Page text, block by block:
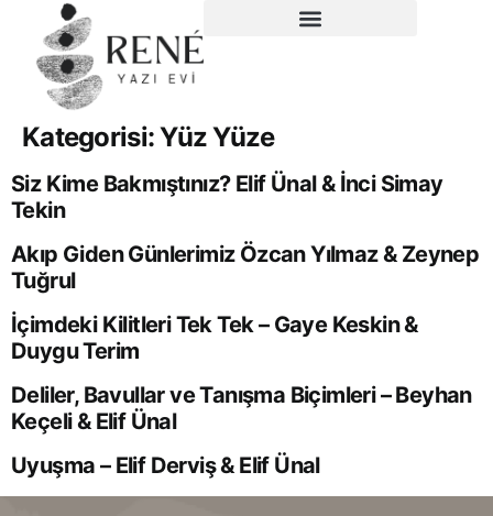
Kategorisi:Yüz Yüze
Siz Kime Bakmıştınız? Elif Ünal & İnci Simay
Tekin
Akıp Giden Günlerimiz Özcan Yılmaz & Zeynep
Tuğrul
İçimdeki Kilitleri Tek Tek – Gaye Keskin &
Duygu Terim
Deliler, Bavullar ve Tanışma Biçimleri – Beyhan
Keçeli & Elif Ünal
Uyuşma – Elif Derviş & Elif Ünal